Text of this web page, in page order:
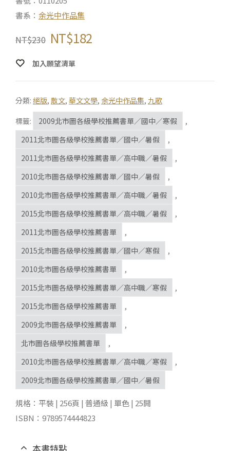
書系： 余光中作品集
NT$230 NT$182
加入願望清單
分類: 絕版, 散文, 華文文學, 余光中作品集, 九歌
標籤:
2009北市圖各級學校推薦書單／國中／寒假
,
2011北市圖各級學校推薦書單／國中／暑假
,
2011北市圖各級學校推薦書單／高中職／暑假
,
2010北市圖各級學校推薦書單／國中／暑假
,
2010北市圖各級學校推薦書單／高中職／暑假
,
2015北市圖各級學校推薦書單／高中職／暑假
,
2011北市圖各級學校推薦書單
,
2015北市圖各級學校推薦書單／國中／寒假
,
2010北市圖各級學校推薦書單
,
2015北市圖各級學校推薦書單／高中職／寒假
,
2015北市圖各級學校推薦書單
,
2009北市圖各級學校推薦書單
,
北市圖各級學校推薦書單
,
2010北市圖各級學校推薦書單／高中職／寒假
,
2009北市圖各級學校推薦書單／國中／暑假
規格：平裝 | 256頁 | 普通級 | 單色 | 25開
ISBN：9789574444823
本書特點